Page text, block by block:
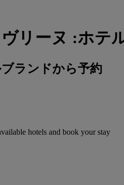
リーヌ :ホテ
ランドから予約
hotels and book your stay